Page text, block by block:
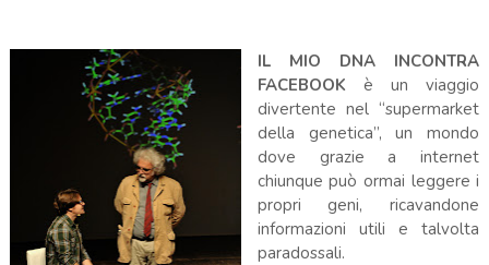
IL MIO DNA INCONTRA
FACEBOOK è un viaggio
divertente nel “supermarket
della genetica”, un mondo
dove grazie a internet
chiunque può ormai leggere i
propri geni, ricavandone
informazioni utili e talvolta
paradossali.